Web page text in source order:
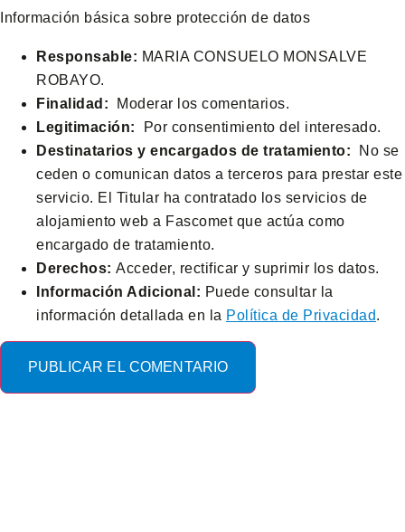
Información básica sobre protección de datos
Responsable: MARIA CONSUELO MONSALVE
ROBAYO.
Finalidad: Moderar los comentarios.
Legitimación: Por consentimiento del interesado.
Destinatarios y encargados de tratamiento: No se
ceden o comunican datos a terceros para prestar este
servicio. El Titular ha contratado los servicios de
alojamiento web a Fascomet que actúa como
encargado de tratamiento.
Derechos: Acceder, rectificar y suprimir los datos.
Información Adicional: Puede consultar la
información detallada en la Política de Privacidad.